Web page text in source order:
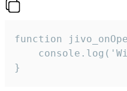
function
}